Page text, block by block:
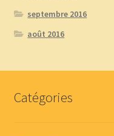
septembre 2016
août 2016
Catégories